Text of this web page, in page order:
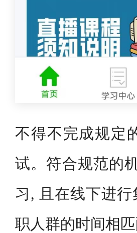
不得不完成规定
试。符合规范的
习, 且在线下进
职人群的时间相匹